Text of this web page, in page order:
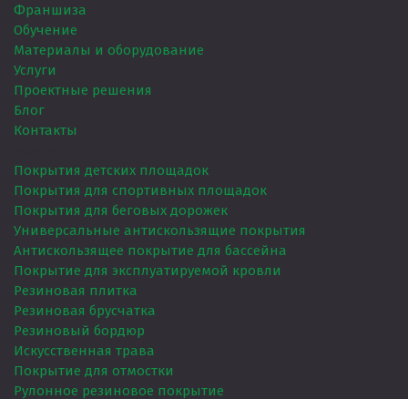
Франшиза
Обучение
Материалы и оборудование
Услуги
Проектные решения
Блог
Контакты
Покрытия детских площадок
Покрытия для спортивных площадок
Покрытия для беговых дорожек
Универсальные антискользящие покрытия
Антискользящее покрытие для бассейна
Покрытие для эксплуатируемой кровли
Резиновая плитка
Резиновая брусчатка
Резиновый бордюр
Искусственная трава
Покрытие для отмостки
Рулонное резиновое покрытие